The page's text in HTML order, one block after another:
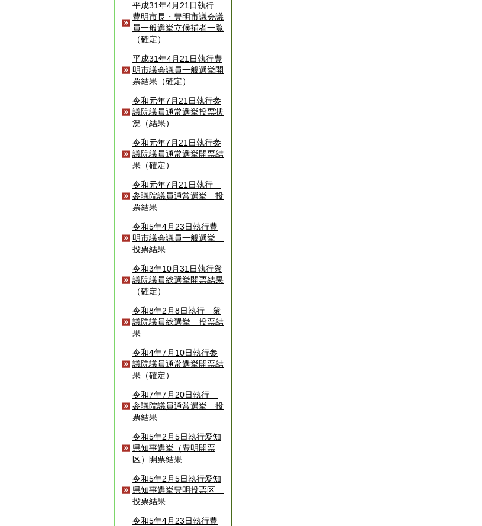
平成31年4月21日執行
豊明市長・豊明市議会議
員一般選挙立候補者一覧
（確定）
平成31年4月21日執行豊
明市議会議員一般選挙開
票結果（確定）
令和元年7月21日執行参
議院議員通常選挙投票状
況（結果）
令和元年7月21日執行参
議院議員通常選挙開票結
果（確定）
令和元年7月21日執行
参議院議員通常選挙 投
票結果
令和5年4月23日執行豊
明市議会議員一般選挙
投票結果
令和3年10月31日執行衆
議院議員総選挙開票結果
（確定）
令和8年2月8日執行 衆
議院議員総選挙 投票結
果
令和4年7月10日執行参
議院議員通常選挙開票結
果（確定）
令和7年7月20日執行
参議院議員通常選挙 投
票結果
令和5年2月5日執行愛知
県知事選挙（豊明開票
区）開票結果
令和5年2月5日執行愛知
県知事選挙豊明投票区
投票結果
令和5年4月23日執行豊